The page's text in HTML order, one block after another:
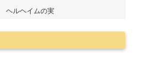
ヘルヘイムの実